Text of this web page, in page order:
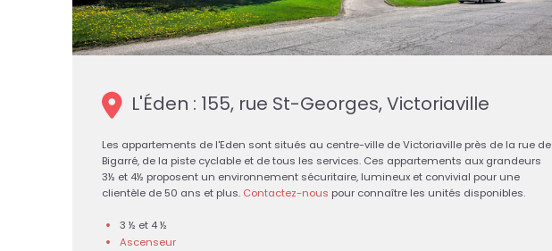
L'Éden : 155, rue St-Georges, Victoriaville
Les appartements de l'Eden sont situés au centre-ville de Victoriaville près de la rue de
Bigarré, de la piste cyclable et de tous les services. Ces appartements aux grandeurs
3½ et 4½ proposent un environnement sécuritaire, lumineux et convivial pour une
clientèle de 50 ans et plus. Contactez-nous pour connaître les unités disponibles.
3 ½ et 4 ½
Ascenseur